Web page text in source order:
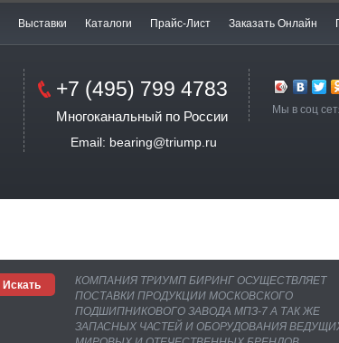
Выставки Каталоги Прайс-Лист Заказать Онлайн
+7 (495) 799 4783
Многоканальный по России
Email: bearing@triump.ru
Мы в соц
КОМПАНИЯ ТРИУМП БИРИНГ ОСУЩЕСТВЛЯЕТ
ПОСТАВКИ ПРОДУКЦИИ МОСКОВСКОГО
ПОДШИПНИКОВОГО ЗАВОДА МПЗ-7 А ТАК ЖЕ
ЗАПАСНЫХ ЧАСТЕЙ И ОБОРУДОВАНИЯ